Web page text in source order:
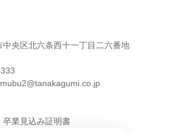
央区北六条西十一丁目二六番地
卒業見込み証明書